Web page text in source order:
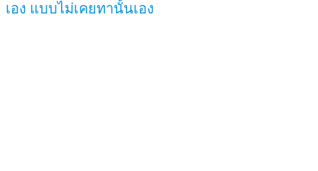
เอง แบบไม่เคยทานั้นเอง